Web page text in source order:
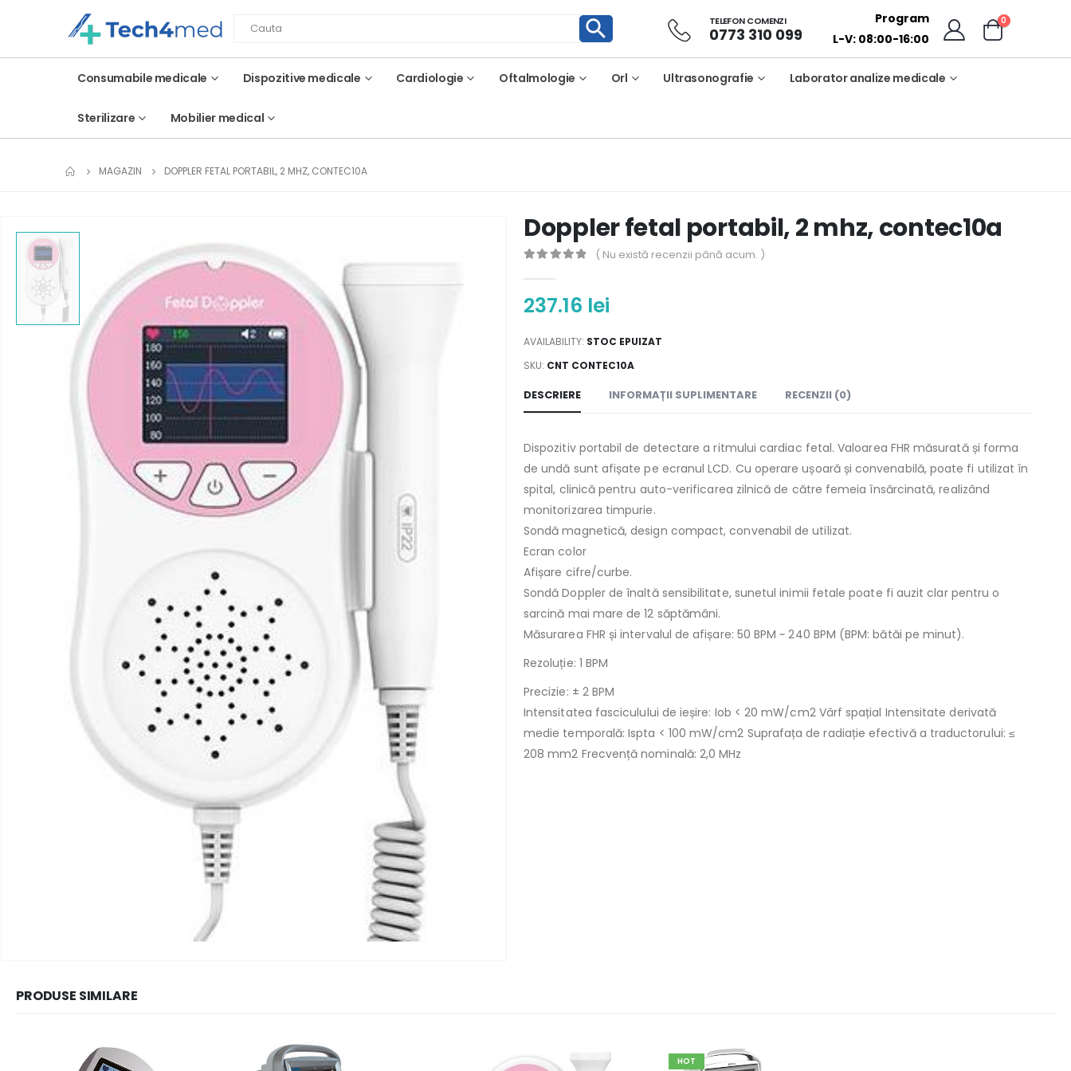
TELEFON COMENZI
0773 310 099
Program
L-V: 08:00-16:00
0
Consumabile medicale Dispozitive medicale Cardiologie Oftalmologie Orl Ultrasonografie Laborator analize medicale
Sterilizare Mobilier medical
MAGAZIN DOPPLER FETAL PORTABIL, 2 MHZ, CONTEC10A
Doppler fetal portabil, 2 mhz, contec10a
( Nu există recenzii până acum. )
237.16 lei
AVAILABILITY: STOC EPUIZAT
SKU: CNT CONTEC10A
DESCRIERE INFORMAȚII SUPLIMENTARE RECENZII (0)
Dispozitiv portabil de detectare a ritmului cardiac fetal. Valoarea FHR măsurată și forma
de undă sunt afișate pe ecranul LCD. Cu operare ușoară și convenabilă, poate fi utilizat în
spital, clinică pentru auto-verificarea zilnică de către femeia însărcinată, realizând
monitorizarea timpurie.
Sondă magnetică, design compact, convenabil de utilizat.
Ecran color
Afișare cifre/curbe.
Sondă Doppler de înaltă sensibilitate, sunetul inimii fetale poate fi auzit clar pentru o
sarcină mai mare de 12 săptămâni.
Măsurarea FHR și intervalul de afișare: 50 BPM ~ 240 BPM (BPM: bătăi pe minut).
Rezoluție: 1 BPM
Precizie: ± 2 BPM
Intensitatea fasciculului de ieșire: Iob < 20 mW/cm2 Vârf spațial Intensitate derivată
medie temporală: Ispta < 100 mW/cm2 Suprafața de radiație efectivă a traductorului: ≤
208 mm2 Frecvență nominală: 2,0 MHz
PRODUSE SIMILARE
HOT